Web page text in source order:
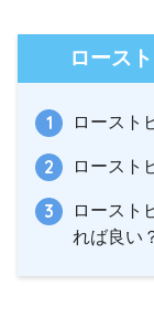
ロース
ロースト
ロースト
ロースト
れば良い